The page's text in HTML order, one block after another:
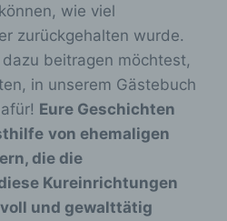
wie viel
zurückgehalten wurde.
beitragen möchtest,
in unserem Gästebuch
Eure Geschichten
von ehemaligen
die die
Kureinrichtungen
und gewalttätig